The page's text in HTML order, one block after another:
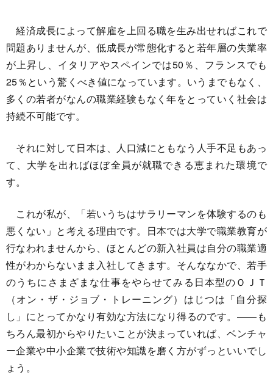
経済成長によって解雇を上回る職を生み出せればこれで
問題ありませんが、低成長が常態化すると若年層の失業率
が上昇し、イタリアやスペインでは50％、フランスでも
25％という驚くべき値になっています。いうまでもなく、
多くの若者がなんの職業経験もなく年をとっていく社会は
持続不可能です。
それに対して日本は、人口減にともなう人手不足もあっ
て、大学を出ればほぼ全員が就職できる恵まれた環境で
す。
これが私が、「若いうちはサラリーマンを体験するのも
悪くない」と考える理由です。日本では大学で職業教育が
行なわれませんから、ほとんどの新入社員は自分の職業適
性がわからないまま入社してきます。そんななかで、若手
のうちにさまざまな仕事をやらせてみる日本型のＯＪＴ
（オン・ザ・ジョブ・トレーニング）はじつは「自分探
し」にとってかなり有効な方法になり得るのです。――も
ちろん最初からやりたいことが決まっていれば、ベンチャ
ー企業や中小企業で技術や知識を磨く方がずっといいでし
ょう。